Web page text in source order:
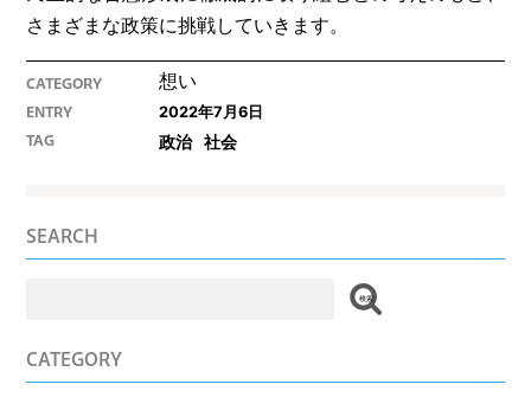
さまざまな政策に挑戦していきます。
CATEGORY 想い
ENTRY 2022年7月6日
TAG 政治 社会
SEARCH
CATEGORY